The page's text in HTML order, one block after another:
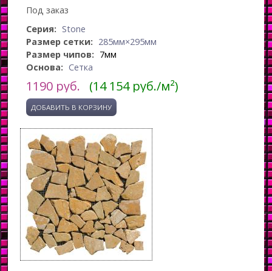
Под заказ
Серия: Stone
Размер сетки: 285мм×295мм
Размер чипов: 7мм
Основа: Сетка
1190 руб. (14 154 руб./м²)